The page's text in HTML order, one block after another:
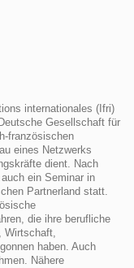
internationales (Ifri)
Gesellschaft für
französischen
eines Netzwerks
dient. Nach
ein Seminar in
Partnerland statt.
die ihre berufliche
Wirtschaft,
haben. Auch
Nähere